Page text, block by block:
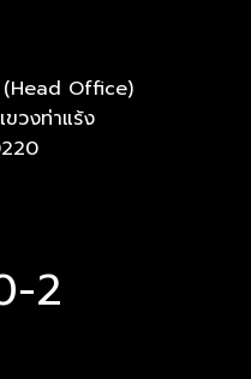
Office)
วงท่าแร้ง
2